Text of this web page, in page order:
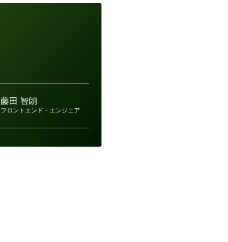
藤田 智朗
フロントエンド・エンジニア